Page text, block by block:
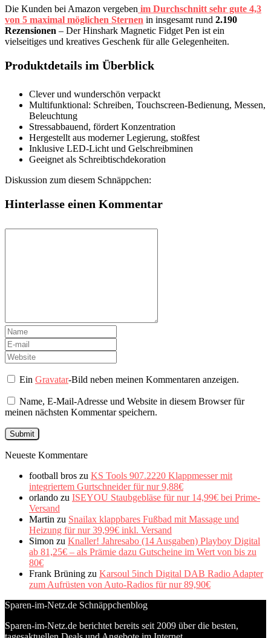
Die Kunden bei Amazon vergeben im Durchschnitt sehr gute 4,3
von 5 maximal möglichen Sternen in insgesamt rund 2.190
Rezensionen – Der Hinshark Magnetic Fidget Pen ist ein
vielseitiges und kreatives Geschenk für alle Gelegenheiten.
Produktdetails im Überblick
Clever und wunderschön verpackt
Multifunktional: Schreiben, Touchscreen-Bedienung, Messen,
Beleuchtung
Stressabbauend, fördert Konzentration
Hergestellt aus moderner Legierung, stoßfest
Inklusive LED-Licht und Gelschreibminen
Geeignet als Schreibtischdekoration
Diskussion zum diesem Schnäppchen:
Hinterlasse einen Kommentar
EinGravatar-Bild neben meinen Kommentaren anzeigen.
Name, E-Mail-Adresse und Website in diesem Browser für
meinen nächsten Kommentar speichern.
Neueste Kommentare
football bros zu KS Tools 907.2220 Klappmesser mit
integriertem Gurtschneider für nur 9,88€
orlando zu ISEYOU Staubgebläse für nur 14,99€ bei Prime-
Versand
Martin zu Snailax klappbares Fußbad mit Massage und
Heizung für nur 39,99€ inkl. Versand
Simon zu Knaller! Jahresabo (14 Ausgaben) Playboy Digital
ab 81,25€ – als Prämie dazu Gutscheine im Wert von bis zu
80€
Frank Brüning zu Karsoul 5inch Digital DAB Radio Adapter
zum Aufrüsten von Auto-Radios für nur 89,90€
Sparen-im-Netz.de Schnäppchenblog
Sparen-im-Netz.de berichtet bereits seit 2009 über die besten,